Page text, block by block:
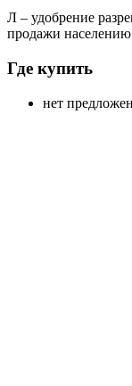
Л – удобрение
продажи населению
Где купить
нет